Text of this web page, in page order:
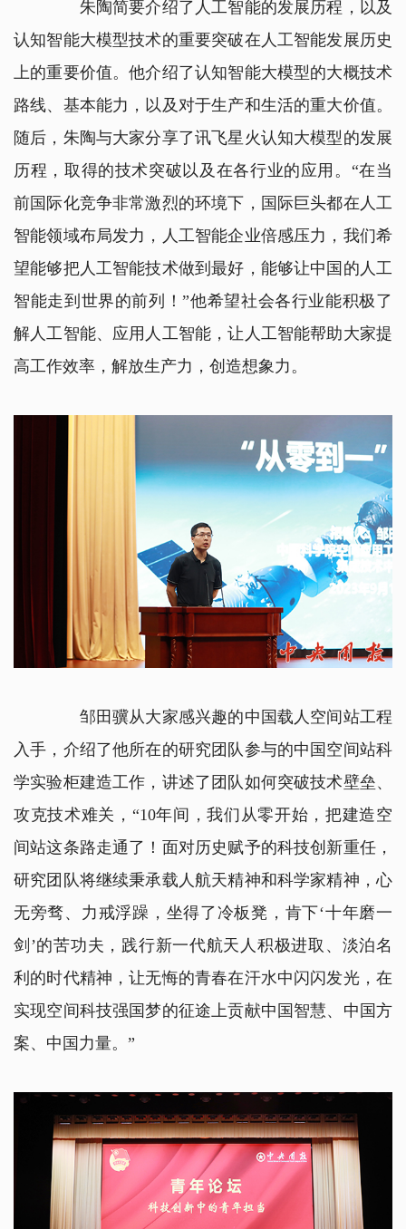
朱陶简要介绍了人工智能的发展历程，以及
认知智能大模型技术的重要突破在人工智能发展历史
上的重要价值。他介绍了认知智能大模型的大概技术
路线、基本能力，以及对于生产和生活的重大价值。
随后，朱陶与大家分享了讯飞星火认知大模型的发展
历程，取得的技术突破以及在各行业的应用。“在当
前国际化竞争非常激烈的环境下，国际巨头都在人工
智能领域布局发力，人工智能企业倍感压力，我们希
望能够把人工智能技术做到最好，能够让中国的人工
智能走到世界的前列！”他希望社会各行业能积极了
解人工智能、应用人工智能，让人工智能帮助大家提
高工作效率，解放生产力，创造想象力。
邹田骥从大家感兴趣的中国载人空间站工程
入手，介绍了他所在的研究团队参与的中国空间站科
学实验柜建造工作，讲述了团队如何突破技术壁垒、
攻克技术难关，“10年间，我们从零开始，把建造空
间站这条路走通了！面对历史赋予的科技创新重任，
研究团队将继续秉承载人航天精神和科学家精神，心
无旁骛、力戒浮躁，坐得了冷板凳，肯下‘十年磨一
剑’的苦功夫，践行新一代航天人积极进取、淡泊名
利的时代精神，让无悔的青春在汗水中闪闪发光，在
实现空间科技强国梦的征途上贡献中国智慧、中国方
案、中国力量。”